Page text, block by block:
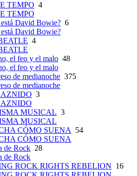
TEMPO 4
TEMPO
David Bowie? 6
David Bowie?
4
el feo y el malo 48
el feo y el malo
de medianoche 375
de medianoche
3
MUSICAL 3
MUSICAL
CÓMO SUENA 54
CÓMO SUENA
de Rock 28
de Rock
ROCK RIGHTS REBELION 16